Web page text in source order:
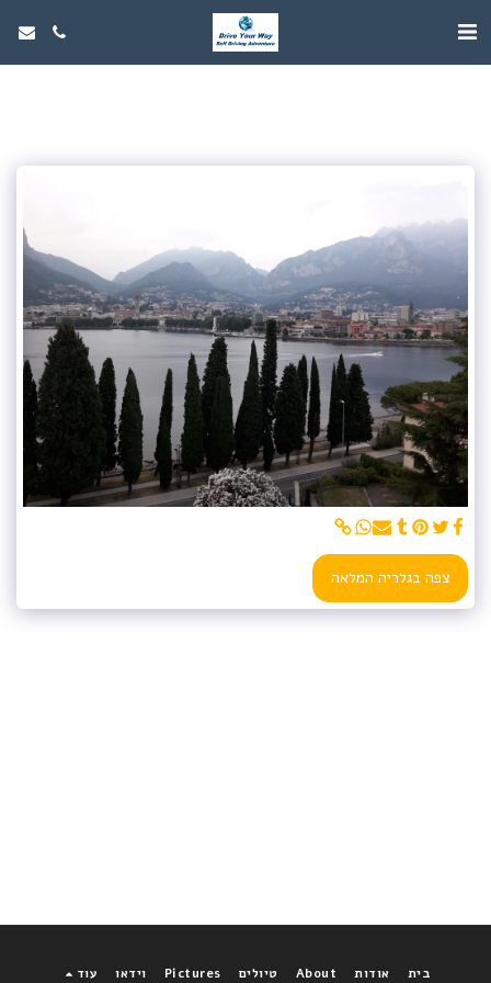
צפה בגלריה המלאה
בית אודות About טיולים Pictures וידאו עוד